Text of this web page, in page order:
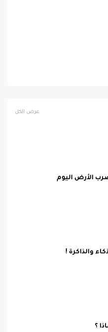
عرض الكل
الأرض اليوم
والذاكرة !
؟